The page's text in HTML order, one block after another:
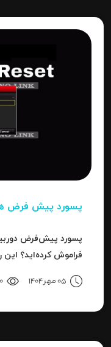
پسورد پیش فرض
پسورد پیش‌فرض
فراموش کرده‌اید؟
"Invalid Password" را آموزش می‌دهد.
05 مهر 1404